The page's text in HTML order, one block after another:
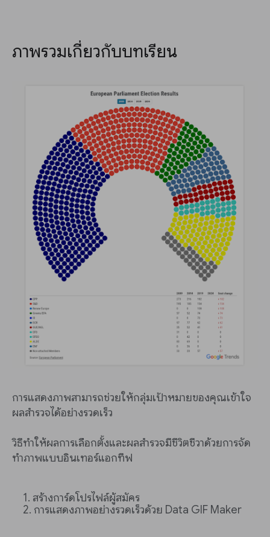
ภาพรวมเกี่ยวกับบทเรียน
การแสดงภาพสามารถช่วยให้กลุ่มเป้าหมายของคุณเข้าใจ
ผลสำรวจได้อย่างรวดเร็ว
วิธีทำให้ผลการเลือกตั้งและผลสำรวจมีชีวิตชีวาด้วยการจัด
ทำภาพแบบอินเทอร์แอกทีฟ
สร้างการ์ดโปรไฟล์ผู้สมัคร
การแสดงภาพอย่างรวดเร็วด้วย Data GIF Maker